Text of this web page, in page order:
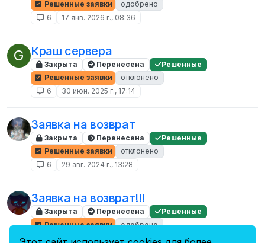
Решенные заявки
одобрено
6
17 янв. 2026 г., 08:36
G Краш сервера
Закрыта Перенесена
Решенные
Решенные заявки
отклонено
6
30 июн. 2025 г., 17:14
Заявка на возврат
Закрыта Перенесена
Решенные
Решенные заявки
отклонено
6
29 авг. 2024 г., 13:28
Заявка на возврат!!!
Закрыта Перенесена
Решенные
Решенные заявки
одобрено